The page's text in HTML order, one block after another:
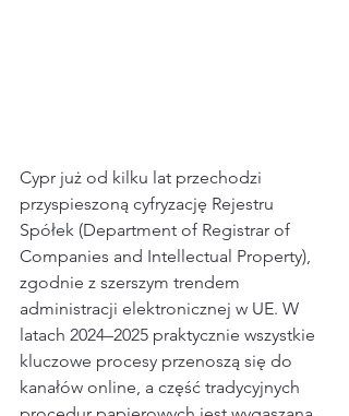
Cypr już od kilku lat przechodzi
przyspieszoną cyfryzację Rejestru
Spółek (Department of Registrar of
Companies and Intellectual Property),
zgodnie z szerszym trendem
administracji elektronicznej w UE. W
latach 2024–2025 praktycznie wszystkie
kluczowe procesy przenoszą się do
kanałów online, a część tradycyjnych